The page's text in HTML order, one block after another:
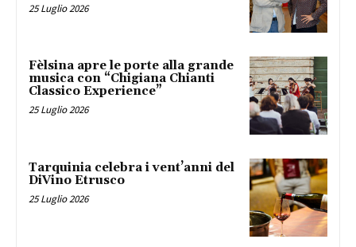
25 Luglio 2026
Fèlsina apre le porte alla grande
musica con “Chigiana Chianti
Classico Experience”
25 Luglio 2026
Tarquinia celebra i vent’anni del
DiVino Etrusco
25 Luglio 2026